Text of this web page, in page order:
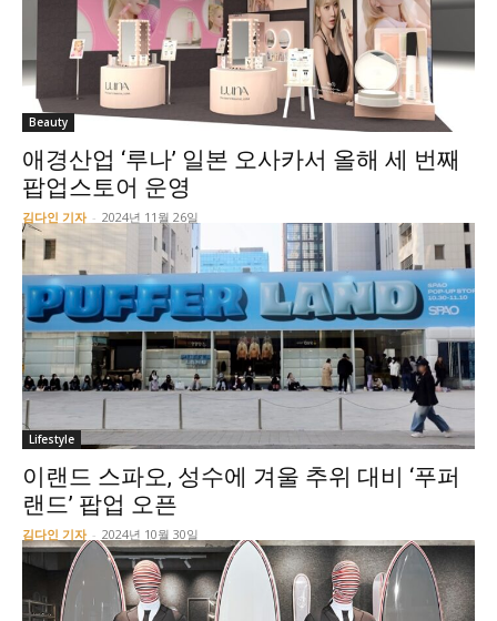
Beauty
애경산업 ‘루나’ 일본 오사카서 올해 세 번째
팝업스토어 운영
김다인 기자 - 2024년 11월 26일
Lifestyle
이랜드 스파오, 성수에 겨울 추위 대비 ‘푸퍼
랜드’ 팝업 오픈
김다인 기자 - 2024년 10월 30일